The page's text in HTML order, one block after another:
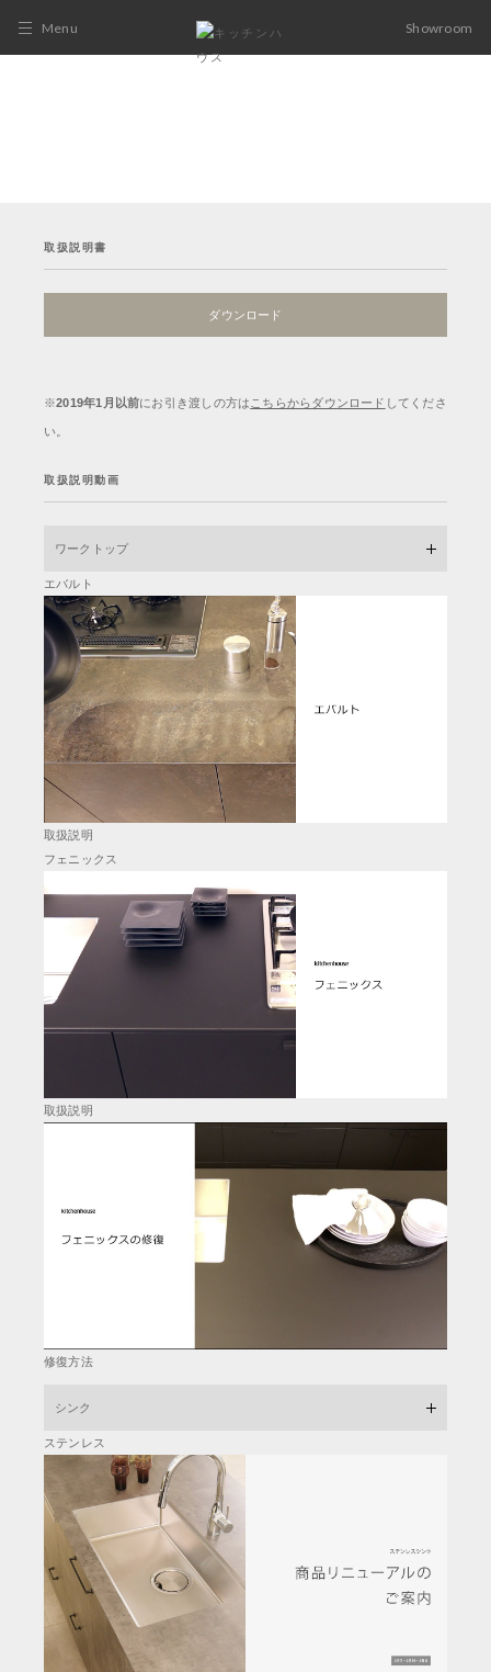
Menu Showroom
取扱説明書
ダウンロード
※2019年1月以前にお引き渡しの方は こちらからダウンロード してくださ
い。
取扱説明動画
ワークトップ
エバルト
取扱説明
フェニックス
取扱説明
修復方法
シンク
ステンレス